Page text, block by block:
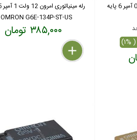
رله مینیاتوری امرون 12 ولت 0.5 آمپر 6 پایه
OMRON G6E-134P-ST-US
۳۸۵,۰۰۰ تومان
delete
remove
add